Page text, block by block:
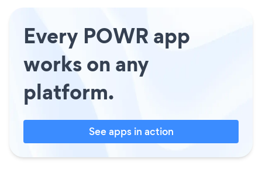
Every POWR app
works on any
platform.
See apps in action